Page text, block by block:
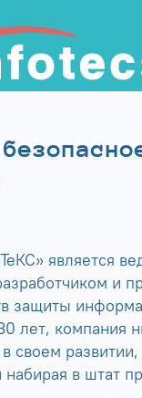
является
и
защиты
лет, компания
своем
в штат